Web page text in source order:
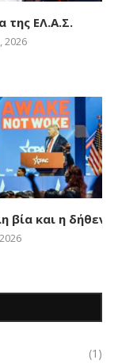
της ΕΛ.Α.Σ.
2026
βία και η δήθεν
(1)